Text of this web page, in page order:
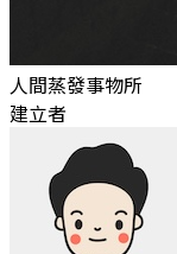
人間蒸發事物所
建立者